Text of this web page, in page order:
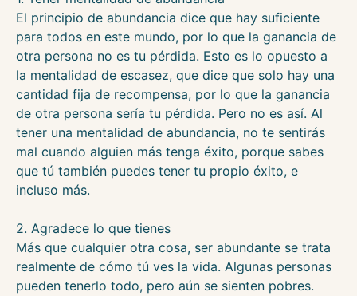
El principio de abundancia dice que hay suficiente
para todos en este mundo, por lo que la ganancia de
otra persona no es tu pérdida. Esto es lo opuesto a
la mentalidad de escasez, que dice que solo hay una
cantidad fija de recompensa, por lo que la ganancia
de otra persona sería tu pérdida. Pero no es así. Al
tener una mentalidad de abundancia, no te sentirás
mal cuando alguien más tenga éxito, porque sabes
que tú también puedes tener tu propio éxito, e
incluso más.
2. Agradece lo que tienes
Más que cualquier otra cosa, ser abundante se trata
realmente de cómo tú ves la vida. Algunas personas
pueden tenerlo todo, pero aún se sienten pobres.